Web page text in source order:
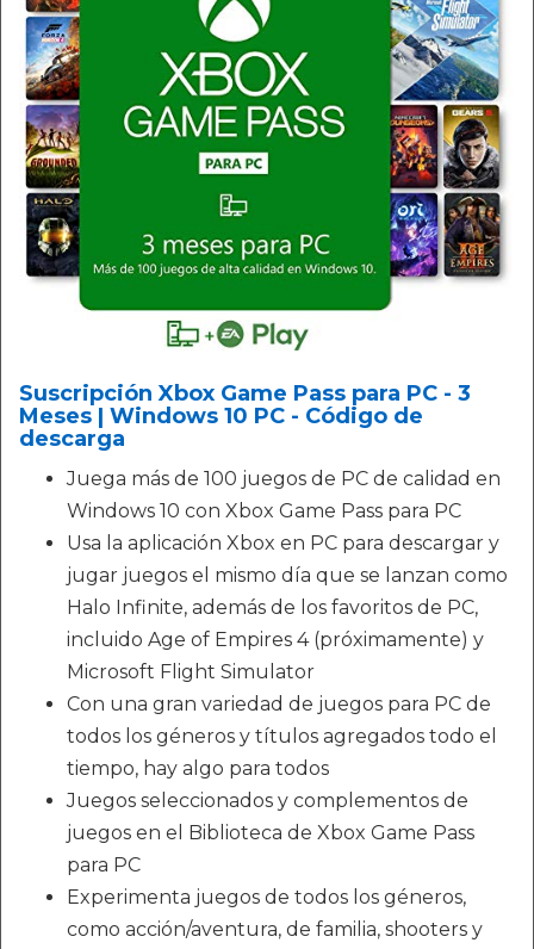
Suscripción Xbox Game Pass para PC - 3
Meses | Windows 10 PC - Código de
descarga
Juega más de 100 juegos de PC de calidad en
Windows 10 con Xbox Game Pass para PC
Usa la aplicación Xbox en PC para descargar y
jugar juegos el mismo día que se lanzan como
Halo Infinite, además de los favoritos de PC,
incluido Age of Empires 4 (próximamente) y
Microsoft Flight Simulator
Con una gran variedad de juegos para PC de
todos los géneros y títulos agregados todo el
tiempo, hay algo para todos
Juegos seleccionados y complementos de
juegos en el Biblioteca de Xbox Game Pass
para PC
Experimenta juegos de todos los géneros,
como acción/aventura, de familia, shooters y